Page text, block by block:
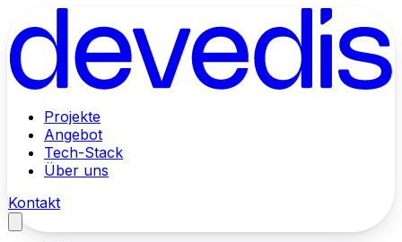
Projekte
Angebot
Tech-Stack
Über uns
Kontakt